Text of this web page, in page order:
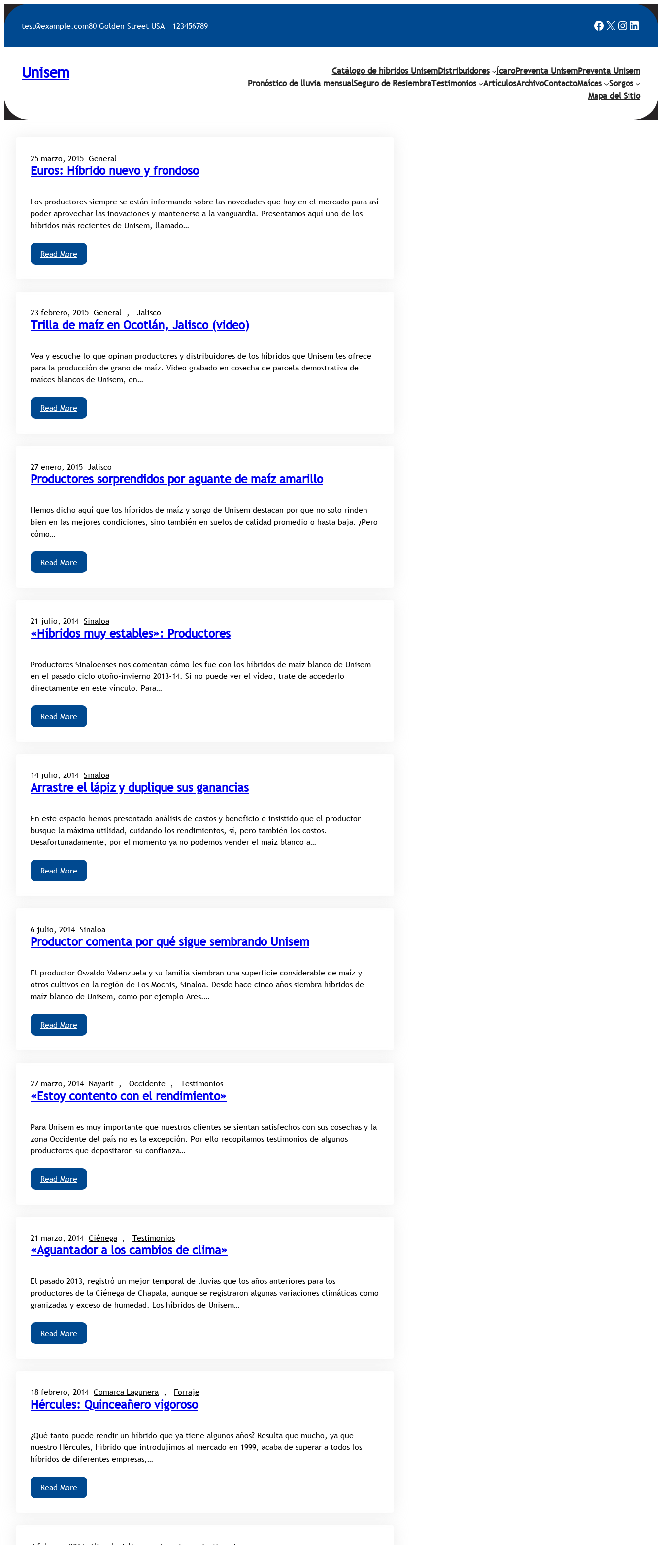
Saltar
al
test@example.com80 Golden Street USA 123456789 Facebook
X
Unisem Catálogo de híbridos UnisemDistribuidores ÍcaroPreventa UnisemPreventa Unisem
Pronóstico de lluvia mensualSeguro de ResiembraTestimonios ArtículosArchivoContactoMaíces
Sorgos
Mapa del Sitio
25 marzo, 2015 General
Euros: Híbrido nuevo y frondoso
Los productores siempre se están informando sobre las novedades que hay en el mercado para así
poder aprovechar las inovaciones y mantenerse a la vanguardia. Presentamos aquí uno de los
híbridos más recientes de Unisem, llamado…
Read More
23 febrero, 2015 General , Jalisco
Trilla de maíz en Ocotlán, Jalisco (video)
Vea y escuche lo que opinan productores y distribuidores de los híbridos que Unisem les ofrece
para la producción de grano de maíz. Video grabado en cosecha de parcela demostrativa de
maíces blancos de Unisem, en…
Read More
27 enero, 2015 Jalisco
Productores sorprendidos por aguante de maíz amarillo
Hemos dicho aquí que los híbridos de maíz y sorgo de Unisem destacan por que no solo rinden
bien en las mejores condiciones, sino también en suelos de calidad promedio o hasta baja. ¿Pero
cómo…
Read More
21 julio, 2014 Sinaloa
«Híbridos muy estables»: Productores
Productores Sinaloenses nos comentan cómo les fue con los híbridos de maíz blanco de Unisem
en el pasado ciclo otoño-invierno 2013-14. Si no puede ver el vídeo, trate de accederlo
directamente en este vínculo. Para…
Read More
14 julio, 2014 Sinaloa
Arrastre el lápiz y duplique sus ganancias
En este espacio hemos presentado análisis de costos y beneficio e insistido que el productor
busque la máxima utilidad, cuidando los rendimientos, sí, pero también los costos.
Desafortunadamente, por el momento ya no podemos vender el maíz blanco a…
Read More
6 julio, 2014 Sinaloa
Productor comenta por qué sigue sembrando Unisem
El productor Osvaldo Valenzuela y su familia siembran una superficie considerable de maíz y
otros cultivos en la región de Los Mochis, Sinaloa. Desde hace cinco años siembra híbridos de
maíz blanco de Unisem, como por ejemplo Ares.…
Read More
27 marzo, 2014 Nayarit , Occidente , Testimonios
«Estoy contento con el rendimiento»
Para Unisem es muy importante que nuestros clientes se sientan satisfechos con sus cosechas y la
zona Occidente del país no es la excepción. Por ello recopilamos testimonios de algunos
productores que depositaron su confianza…
Read More
21 marzo, 2014 Ciénega , Testimonios
«Aguantador a los cambios de clima»
El pasado 2013, registró un mejor temporal de lluvias que los años anteriores para los
productores de la Ciénega de Chapala, aunque se registraron algunas variaciones climáticas como
granizadas y exceso de humedad. Los híbridos de Unisem…
Read More
18 febrero, 2014 Comarca Lagunera , Forraje
Hércules: Quinceañero vigoroso
¿Qué tanto puede rendir un híbrido que ya tiene algunos años? Resulta que mucho, ya que
nuestro Hércules, híbrido que introdujimos al mercado en 1999, acaba de superar a todos los
híbridos de diferentes empresas,…
Read More